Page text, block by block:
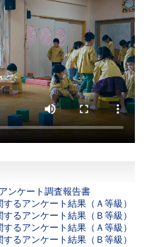
ンケート調査報告書
るアンケート結果（Ａ等級）
るアンケート結果（Ｂ等級）
るアンケート結果（Ａ等級）
るアンケート結果（Ｂ等級）